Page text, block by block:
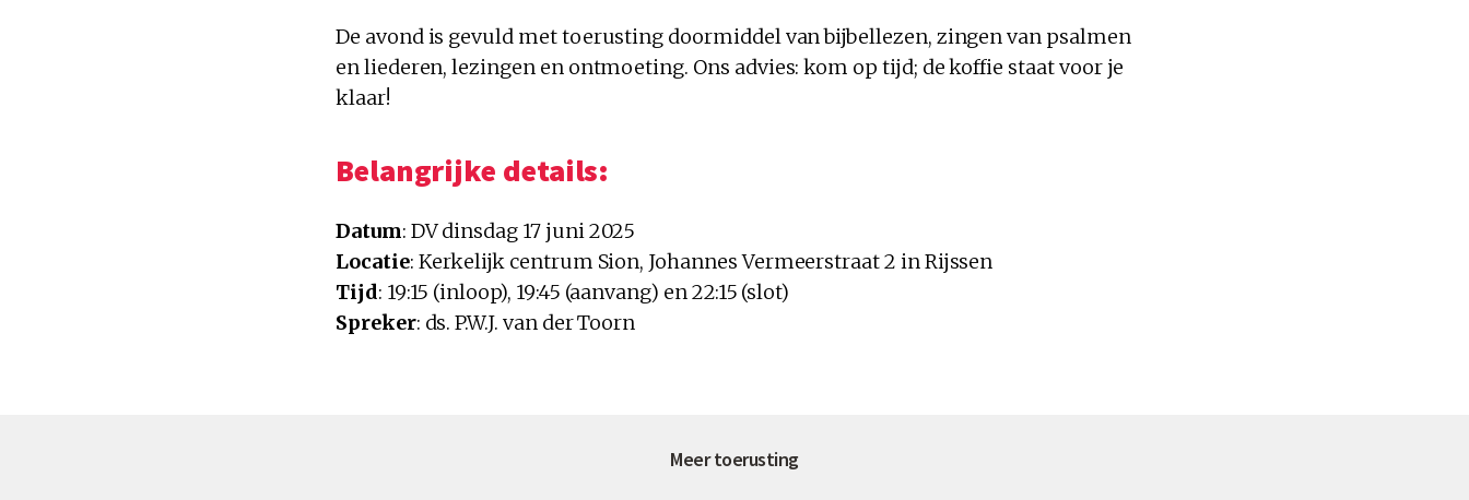
De avond is gevuld met toerusting doormiddel van bijbellezen, zingen van psalmen
en liederen, lezingen en ontmoeting. Ons advies: kom op tijd; de koffie staat voor je
klaar!
Belangrijke details:
Datum: DV dinsdag 17 juni 2025
Locatie: Kerkelijk centrum Sion, Johannes Vermeerstraat 2 in Rijssen
Tijd: 19:15 (inloop), 19:45 (aanvang) en 22:15 (slot)
Spreker: ds. P.W.J. van der Toorn
Meer toerusting